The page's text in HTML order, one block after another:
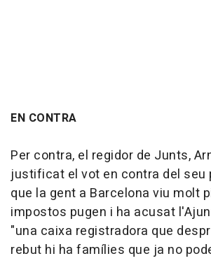
EN CONTRA
Per contra, el regidor de Junts,
justificat el vot en contra del
que la gent a Barcelona viu molt
impostos pugen i ha acusat
"una caixa registradora que
rebut hi ha famílies que ja no